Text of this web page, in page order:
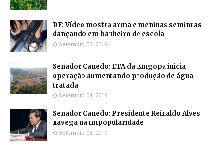
DF: Vídeo mostra arma e meninas seminuas
dançando em banheiro de escola
Setembro 03, 2019
Senador Canedo: ETA da Emgopa inicia
operação aumentando produção de água
tratada
Setembro 04, 2019
Senador Canedo: Presidente Reinaldo Alves
navega na impopularidade
Setembro 03, 2019